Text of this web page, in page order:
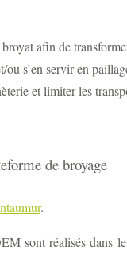
afin de
s’en servir en
et limiter les
de broyage
.
sont réalisés dans